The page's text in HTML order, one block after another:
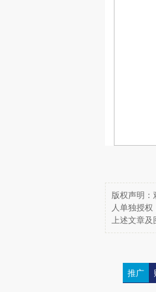
版权声明：
人单独授
上述文章及
推广